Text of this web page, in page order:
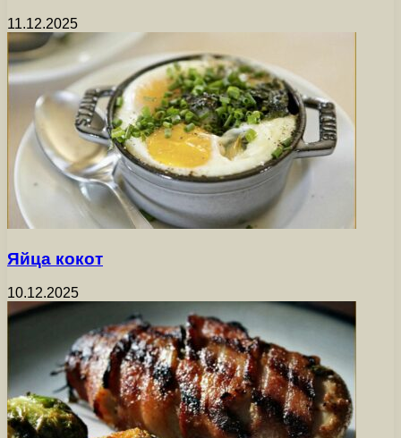
11.12.2025
Яйца кокот
10.12.2025